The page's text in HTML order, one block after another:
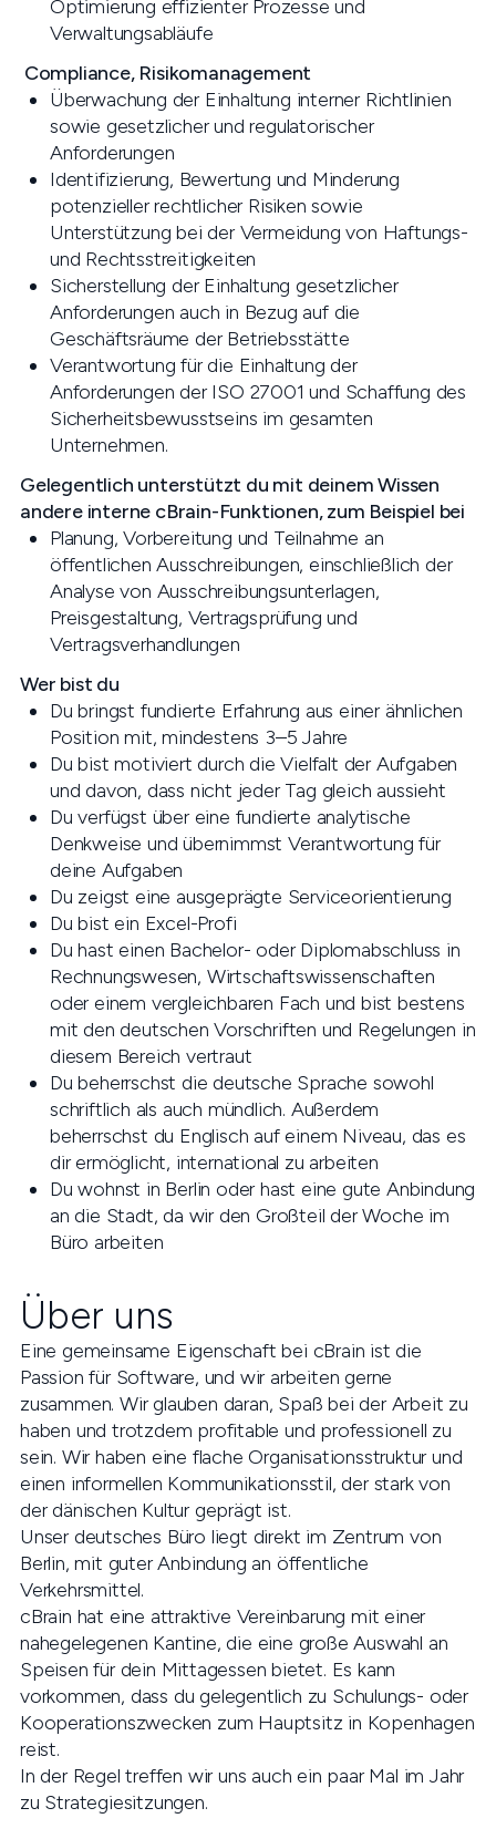
Optimierung effizienter Prozesse und
Verwaltungsabläufe
Compliance, Risikomanagement
Überwachung der Einhaltung interner Richtlinien
sowie gesetzlicher und regulatorischer
Anforderungen
Identifizierung, Bewertung und Minderung
potenzieller rechtlicher Risiken sowie
Unterstützung bei der Vermeidung von Haftungs-
und Rechtsstreitigkeiten
Sicherstellung der Einhaltung gesetzlicher
Anforderungen auch in Bezug auf die
Geschäftsräume der Betriebsstätte
Verantwortung für die Einhaltung der
Anforderungen der ISO 27001 und Schaffung des
Sicherheitsbewusstseins im gesamten
Unternehmen.
Gelegentlich unterstützt du mit deinem Wissen
andere interne cBrain-Funktionen, zum Beispiel bei
Planung, Vorbereitung und Teilnahme an
öffentlichen Ausschreibungen, einschließlich der
Analyse von Ausschreibungsunterlagen,
Preisgestaltung, Vertragsprüfung und
Vertragsverhandlungen
Wer bist du
Du bringst fundierte Erfahrung aus einer ähnlichen
Position mit, mindestens 3–5 Jahre
Du bist motiviert durch die Vielfalt der Aufgaben
und davon, dass nicht jeder Tag gleich aussieht
Du verfügst über eine fundierte analytische
Denkweise und übernimmst Verantwortung für
deine Aufgaben
Du zeigst eine ausgeprägte Serviceorientierung
Du bist ein Excel-Profi
Du hast einen Bachelor- oder Diplomabschluss in
Rechnungswesen, Wirtschaftswissenschaften
oder einem vergleichbaren Fach und bist bestens
mit den deutschen Vorschriften und Regelungen in
diesem Bereich vertraut
Du beherrschst die deutsche Sprache sowohl
schriftlich als auch mündlich. Außerdem
beherrschst du Englisch auf einem Niveau, das es
dir ermöglicht, international zu arbeiten
Du wohnst in Berlin oder hast eine gute Anbindung
an die Stadt, da wir den Großteil der Woche im
Büro arbeiten
Über uns
Eine gemeinsame Eigenschaft bei cBrain ist die
Passion für Software, und wir arbeiten gerne
zusammen. Wir glauben daran, Spaß bei der Arbeit zu
haben und trotzdem profitable und professionell zu
sein. Wir haben eine flache Organisationsstruktur und
einen informellen Kommunikationsstil, der stark von
der dänischen Kultur geprägt ist.
Unser deutsches Büro liegt direkt im Zentrum von
Berlin, mit guter Anbindung an öffentliche
Verkehrsmittel.
cBrain hat eine attraktive Vereinbarung mit einer
nahegelegenen Kantine, die eine große Auswahl an
Speisen für dein Mittagessen bietet. Es kann
vorkommen, dass du gelegentlich zu Schulungs- oder
Kooperationszwecken zum Hauptsitz in Kopenhagen
reist.
In der Regel treffen wir uns auch ein paar Mal im Jahr
zu Strategiesitzungen.